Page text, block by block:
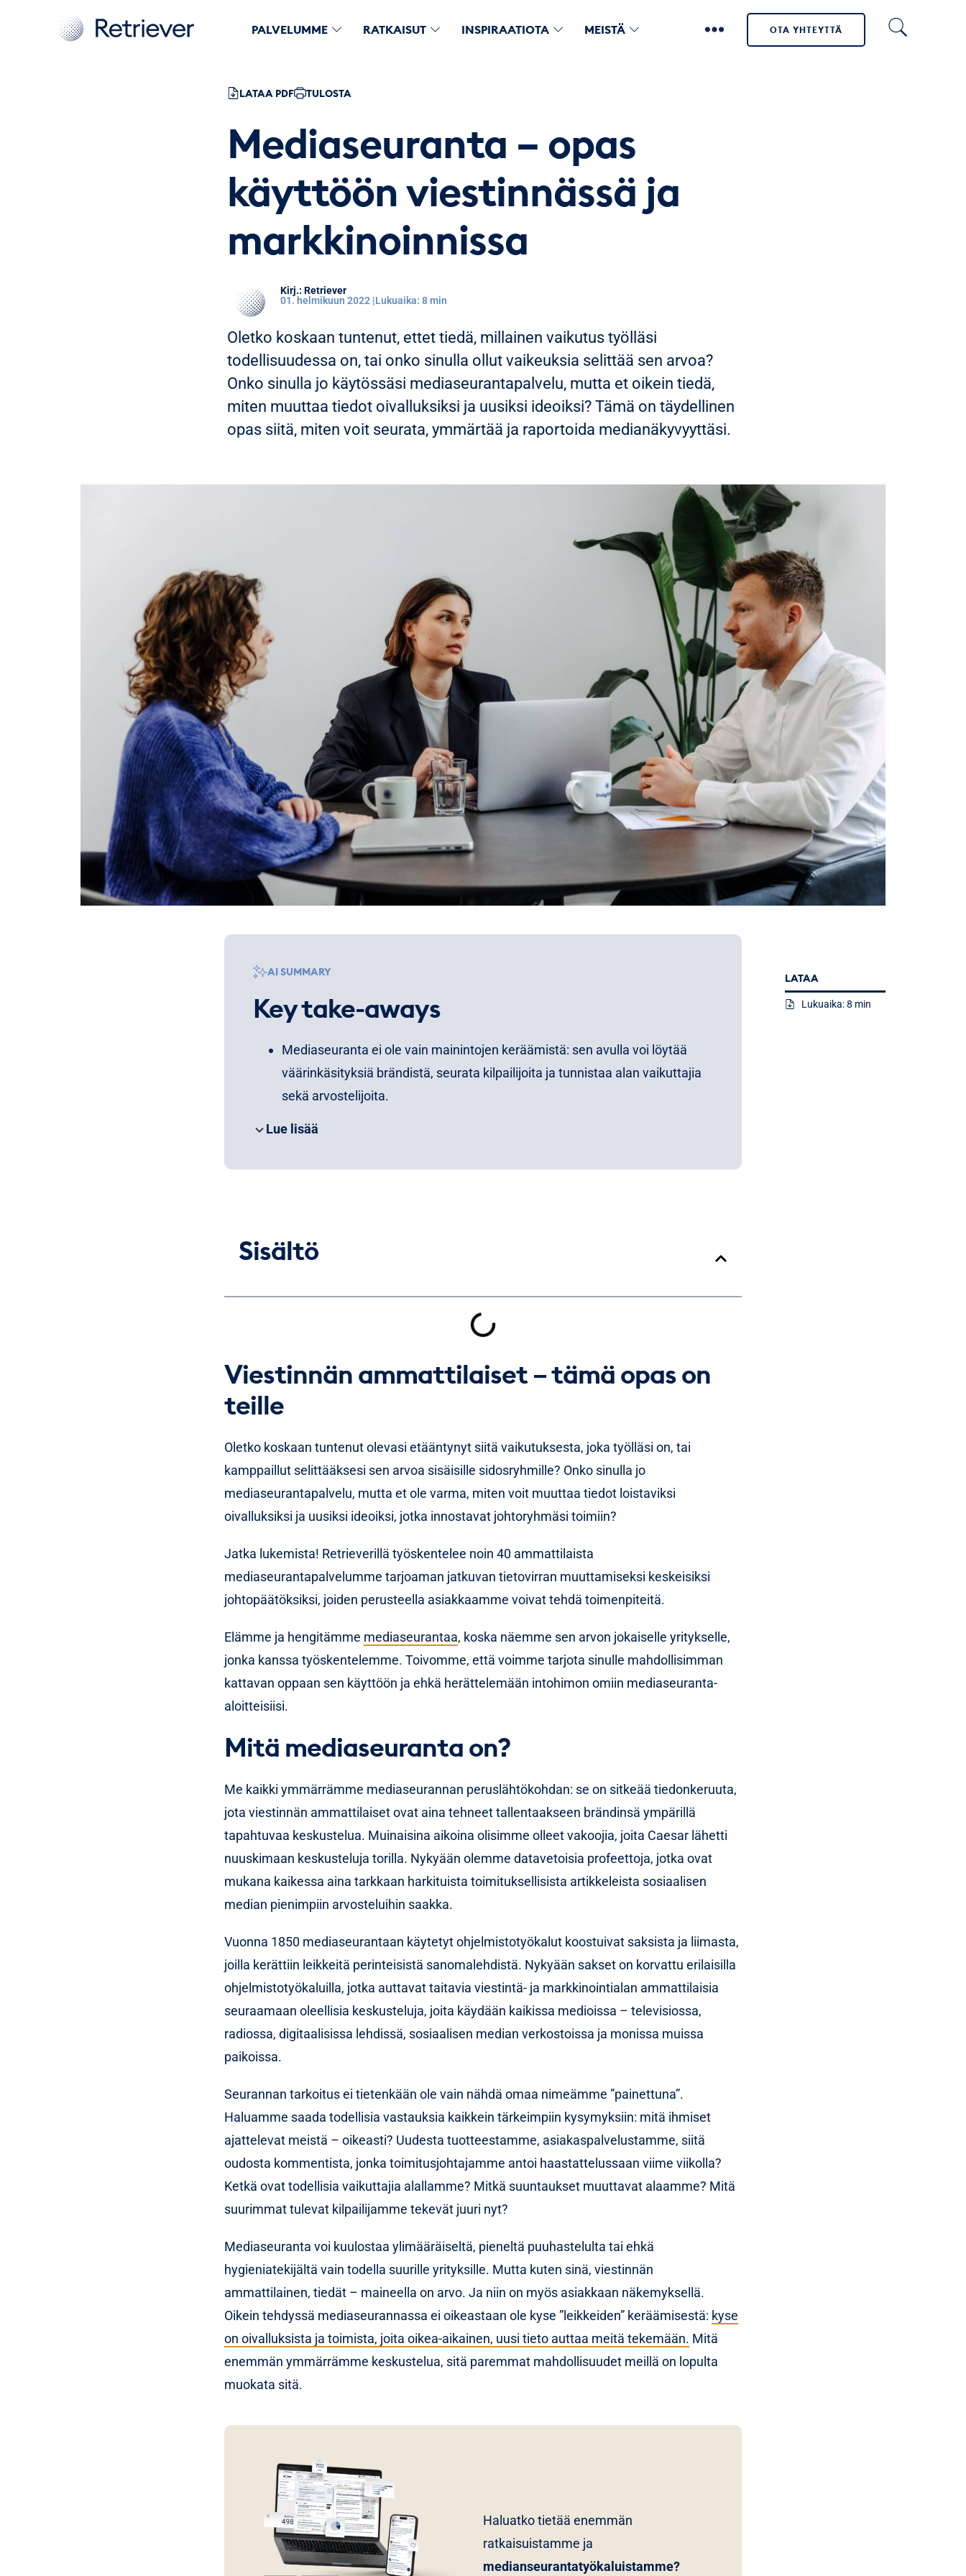
PALVELUMME RATKAISUT INSPIRAATIOTA MEISTÄ OTA YHTEYTTÄ
LATAA PDF TULOSTA
Mediaseuranta – opas
käyttöön viestinnässä ja
markkinoinnissa
Retriever
01. helmikuun 2022 |Lukuaika: 8 min
Oletko koskaan tuntenut, ettet tiedä, millainen vaikutus työlläsi
todellisuudessa on, tai onko sinulla ollut vaikeuksia selittää sen arvoa?
Onko sinulla jo käytössäsi mediaseurantapalvelu, mutta et oikein tiedä,
miten muuttaa tiedot oivalluksiksi ja uusiksi ideoiksi? Tämä on täydellinen
opas siitä, miten voit seurata, ymmärtää ja raportoida medianäkyvyyttäsi.
AI SUMMARY
Key take-aways
Mediaseuranta ei ole vain mainintojen keräämistä: sen avulla voi löytää
väärinkäsityksiä brändistä, seurata kilpailijoita ja tunnistaa alan vaikuttajia
sekä arvostelijoita.
keskusteluun newsjackingin kautta, mutta ajoitus ja yhteys omaan
of voice, joilla viestinnän vaikutusta voi tehdä näkyväksi myös organisaation
Lue lisää, jos haluat tietää lisää aiheesta mediaseurannan hyödyntämisestä
viestinnässä ja markkinoinnissa.
Lue lisää
Sisältö
Viestinnän ammattilaiset – tämä opas on
teille
Oletko koskaan tuntenut olevasi etääntynyt siitä vaikutuksesta, joka työlläsi on, tai
kamppaillut selittääksesi sen arvoa sisäisille sidosryhmille? Onko sinulla jo
mediaseurantapalvelu, mutta et ole varma, miten voit muuttaa tiedot loistaviksi
oivalluksiksi ja uusiksi ideoiksi, jotka innostavat johtoryhmäsi toimiin?
Jatka lukemista! Retrieverillä työskentelee noin 40 ammattilaista
mediaseurantapalvelumme tarjoaman jatkuvan tietovirran muuttamiseksi keskeisiksi
johtopäätöksiksi, joiden perusteella asiakkaamme voivat tehdä toimenpiteitä.
Elämme ja hengitämme mediaseurantaa, koska näemme sen arvon jokaiselle yritykselle,
jonka kanssa työskentelemme. Toivomme, että voimme tarjota sinulle mahdollisimman
kattavan oppaan sen käyttöön ja ehkä herättelemään intohimon omiin mediaseuranta-
aloitteisiisi.
Mitä mediaseuranta on?
Me kaikki ymmärrämme mediaseurannan peruslähtökohdan: se on sitkeää tiedonkeruuta,
jota viestinnän ammattilaiset ovat aina tehneet tallentaakseen brändinsä ympärillä
tapahtuvaa keskustelua. Muinaisina aikoina olisimme olleet vakoojia, joita Caesar lähetti
nuuskimaan keskusteluja torilla. Nykyään olemme datavetoisia profeettoja, jotka ovat
mukana kaikessa aina tarkkaan harkituista toimituksellisista artikkeleista sosiaalisen
median pienimpiin arvosteluihin saakka.
Vuonna 1850 mediaseurantaan käytetyt ohjelmistotyökalut koostuivat saksista ja liimasta,
joilla kerättiin leikkeitä perinteisistä sanomalehdistä. Nykyään sakset on korvattu erilaisilla
ohjelmistotyökaluilla, jotka auttavat taitavia viestintä- ja markkinointialan ammattilaisia
seuraamaan oleellisia keskusteluja, joita käydään kaikissa medioissa – televisiossa,
radiossa, digitaalisissa lehdissä, sosiaalisen median verkostoissa ja monissa muissa
paikoissa.
Seurannan tarkoitus ei tietenkään ole vain nähdä omaa nimeämme ”painettuna”.
Haluamme saada todellisia vastauksia kaikkein tärkeimpiin kysymyksiin: mitä ihmiset
ajattelevat meistä – oikeasti? Uudesta tuotteestamme, asiakaspalvelustamme, siitä
oudosta kommentista, jonka toimitusjohtajamme antoi haastattelussaan viime viikolla?
Ketkä ovat todellisia vaikuttajia alallamme? Mitkä suuntaukset muuttavat alaamme? Mitä
suurimmat tulevat kilpailijamme tekevät juuri nyt?
Mediaseuranta voi kuulostaa ylimääräiseltä, pieneltä puuhastelulta tai ehkä
hygieniatekijältä vain todella suurille yrityksille. Mutta kuten sinä, viestinnän
ammattilainen, tiedät – maineella on arvo. Ja niin on myös asiakkaan näkemyksellä.
Oikein tehdyssä mediaseurannassa ei oikeastaan ole kyse ”leikkeiden” keräämisestä: kyse
on oivalluksista ja toimista, joita oikea-aikainen, uusi tieto auttaa meitä tekemään. Mitä
enemmän ymmärrämme keskustelua, sitä paremmat mahdollisuudet meillä on lopulta
muokata sitä.
Haluatko tietää enemmän
ratkaisuistamme ja
medianseurantatyökaluistamme?
LATAA
Lukuaika: 8 min